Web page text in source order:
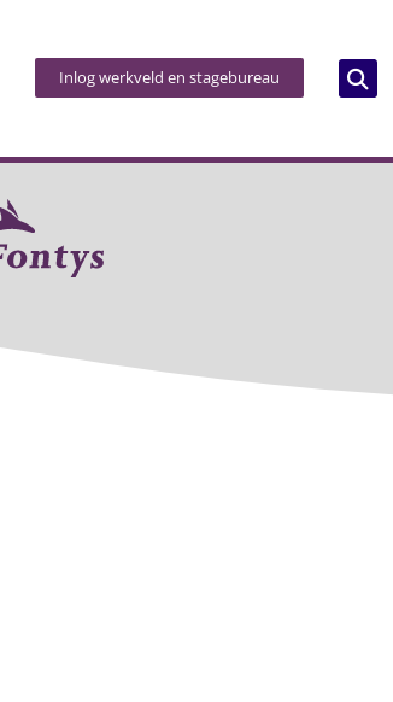
Inlog werkveld en stagebureau